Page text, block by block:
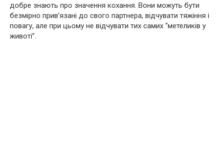
добре знають про значення кохання. Вони можуть бути
безмірно прив’язані до свого партнера, відчувати тяжіння і
повагу, але при цьому не відчувати тих самих “метеликів у
животі”.